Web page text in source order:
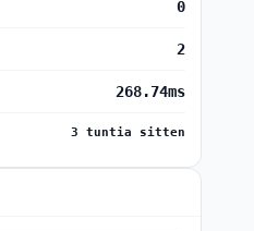
0
2
268.74ms
3 tuntia sitten